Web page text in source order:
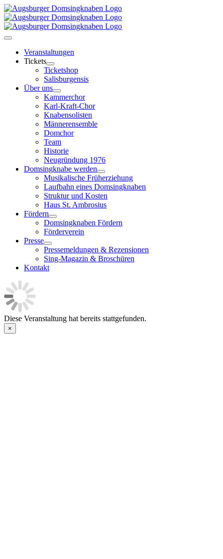
Skip
to
content
Toggle
NavigationVeranstaltungen
Tickets
Ticketshop
Salisburgensis
Über uns
Kammerchor
Karl-Kraft-Chor
Knabensolisten
Männerensemble
Domchor
Team
Historie
Neugründung 1976
Domsingknabe werden
Musikalische Früherziehung
Laufbahn eines Domsingknaben
Struktur und Kosten
Haus St. Ambrosius
Fördern
Domsingknaben Fördern
Förderverein
Presse
Pressemeldungen & Rezensionen
Sing-Magazin & Broschüren
Kontakt
Diese Veranstaltung hat bereits stattgefunden.
×